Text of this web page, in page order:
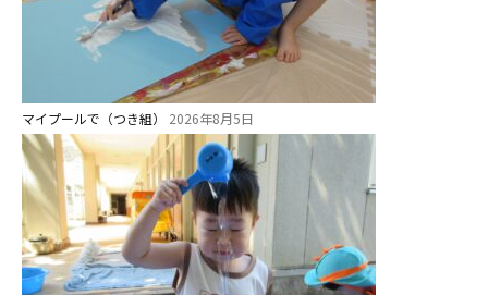
マイプールで（つき組） 2026年8月5日